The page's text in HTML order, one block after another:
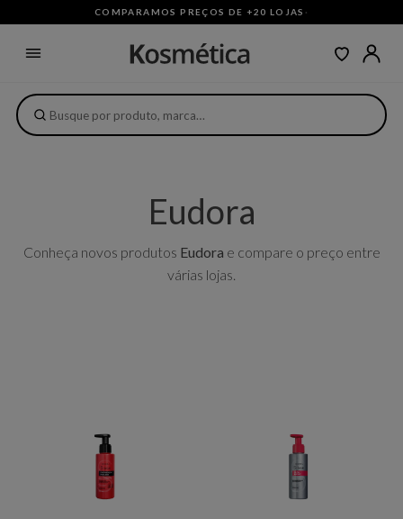
COMPARAMOS PREÇOS DE +20 LOJAS ·
Eudora
Conheça novos produtos Eudora e compare o preço entre
várias lojas.